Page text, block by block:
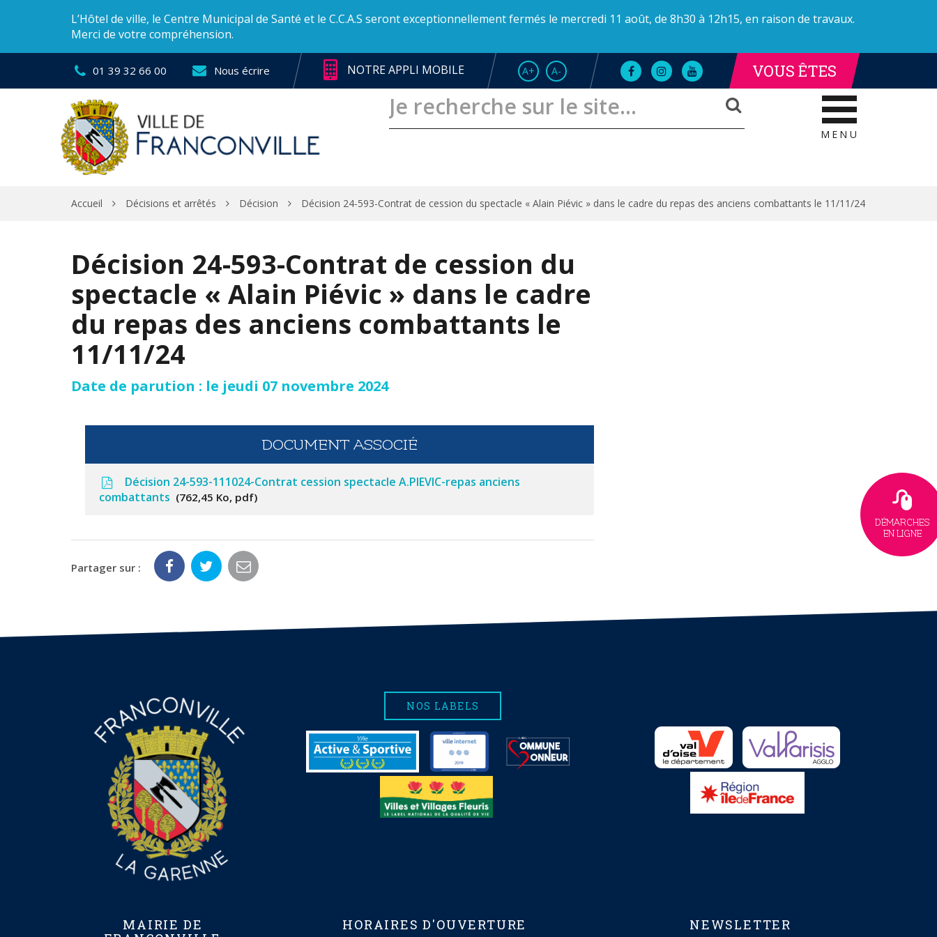
L’Hôtel de ville, le Centre Municipal de Santé et le C.C.A.S seront exceptionnellement fermés le mercredi 11 août, de 8h30 à 12h15, en raison de travaux.
Merci de votre compréhension.
01 39 32 66 00 Nous écrire NOTRE APPLI MOBILE A+AUGMENTER LA TAILLE DE LA POLICE
A-RÉDUIRE LA TAILLE DE LA POLICE
Lien
vers
Facebook
Lien
vers
Instagram
Lien
vers
chaîne
Youtube
VOUS ÊTES
RECHERCHER
MENU
Accueil Décisions et arrêtés Décision Décision 24-593-Contrat de cession du spectacle « Alain Piévic » dans le cadre du repas des anciens combattants le 11/11/24
Décision 24-593-Contrat de cession du
spectacle « Alain Piévic » dans le cadre
du repas des anciens combattants le
11/11/24
Date de parution : le jeudi 07 novembre 2024
DOCUMENT ASSOCIÉ
Décision 24-593-111024-Contrat cession spectacle A.PIEVIC-repas anciens
combattants
762,45 Ko, pdf
Partager sur :
NOS LABELS
MAIRIE DE
HORAIRES D'OUVERTURE NEWSLETTER
DÉMARCHES
EN LIGNE